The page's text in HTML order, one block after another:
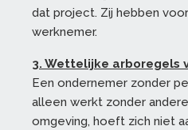
dat project. Zij hebben
werknemer.
3. Wettelijke arboregels
Een ondernemer zonder
alleen werkt zonder
omgeving, hoeft zich niet